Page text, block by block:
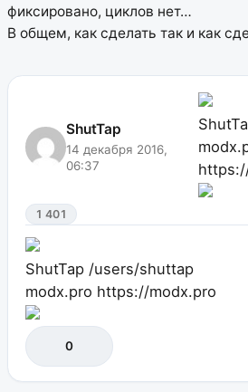
фиксировано, циклов нет…
В общем, как сделать так и как
ShutTap
14 декабря 2016,
06:37
1 401
ShutTap /users/shuttap
modx.pro https://modx.pro
0